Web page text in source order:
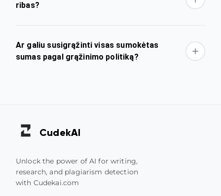
ribas?
Ar galiu susigrąžinti visas sumokėtas
sumas pagal grąžinimo politiką?
CudekAI
Unlock the power of AI for writing,
research, and plagiarism detection
with Cudekai.com